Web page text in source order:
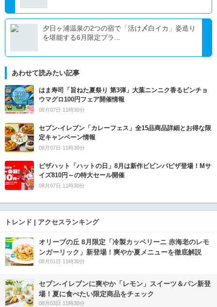
夕日ヶ浦温泉の2つの宿で「活け〆白イカ」姿造り
を堪能する6月限定プラ...
あわせて読みたい記事
はま寿司「旨ねた夏祭り 第3弾」大葉ニンニク香るビンチョ
ウマグロ100円フェア開催情報
08月07日 11時30分
セブン‐イレブン「カレーフェス」全15品商品詳細とお得な限
定キャンペーン情報
08月07日 11時30分
ピザハット「ハットの日」8月は新作ビビンバピザ登場！Mサ
イズ810円～の特大セール開催
08月07日 11時30分
トレンド | アクセスランキング
オリーブの丘 8月限定「冷製カッペリーニ 赤海老のレモ
ンガーリック」新登場！爽やか夏メニューを徹底解説
08月01日 11時30分
セブン‐イレブンに爽やか「レモン」スイーツ＆パン新登
場！夏に食べたい限定商品をチェック
08月03日 11時30分